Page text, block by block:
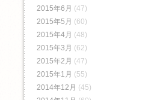
2015年6月 (47)
2015年5月 (60)
2015年4月 (48)
2015年3月 (62)
2015年2月 (47)
2015年1月 (55)
2014年12月 (45)